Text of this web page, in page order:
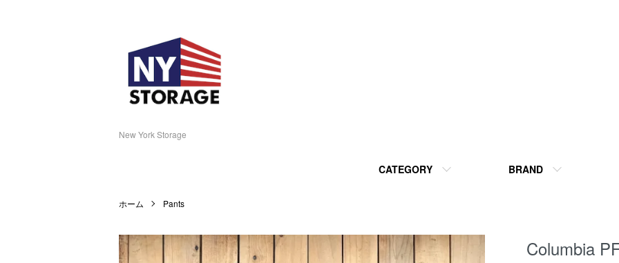
New York Storage
CATEGORY BRAND
ホーム Pants
Columbia